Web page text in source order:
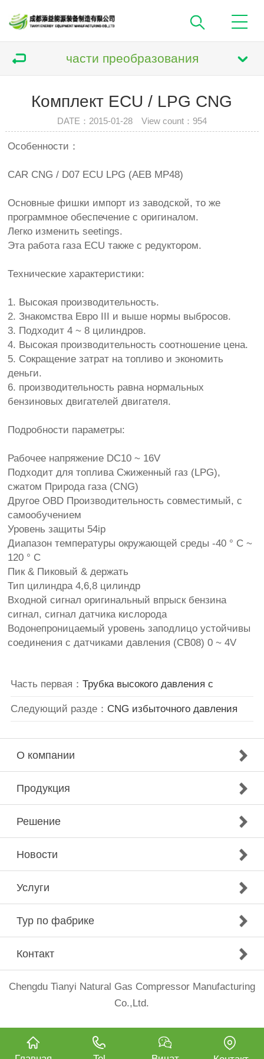
части преобразования
Комплект ECU / LPG CNG
DATE：2015-01-28 View count： 954
Особенности：
CAR CNG / D07 ECU LPG (AEB MP48)
Основные фишки импорт из заводской, то же
программное обеспечение с оригиналом.
Легко изменить seetings.
Эта работа газа ECU также с редуктором.
Технические характеристики:
1. Высокая производительность.
2. Знакомства Евро III и выше нормы выбросов.
3. Подходит 4 ~ 8 цилиндров.
4. Высокая производительность соотношение цена.
5. Сокращение затрат на топливо и экономить
деньги.
6. производительность равна нормальных
бензиновых двигателей двигателя.
Подробности параметры:
Рабочее напряжение DC10 ~ 16V
Подходит для топлива Сжиженный газ (LPG),
сжатом Природа газа (CNG)
Другое OBD Производительность совместимый, с
самообучением
Уровень защиты 54ip
Диапазон температуры окружающей среды -40 ° C ~
120 ° C
Пик & Пиковый & держать
Тип цилиндра 4,6,8 цилиндр
Входной сигнал оригинальный впрыск бензина
сигнал, сигнал датчика кислорода
Водонепроницаемый уровень заподлицо устойчивы
соединения с датчиками давления (CB08) 0 ~ 4V
Часть первая： Трубка высокого давления с
Следующий разде： CNG избыточного давления
О компании
Продукция
Решение
Новости
Услуги
Тур по фабрике
Контакт
Chengdu Tianyi Natural Gas Compressor Manufacturing
Co.,Ltd.